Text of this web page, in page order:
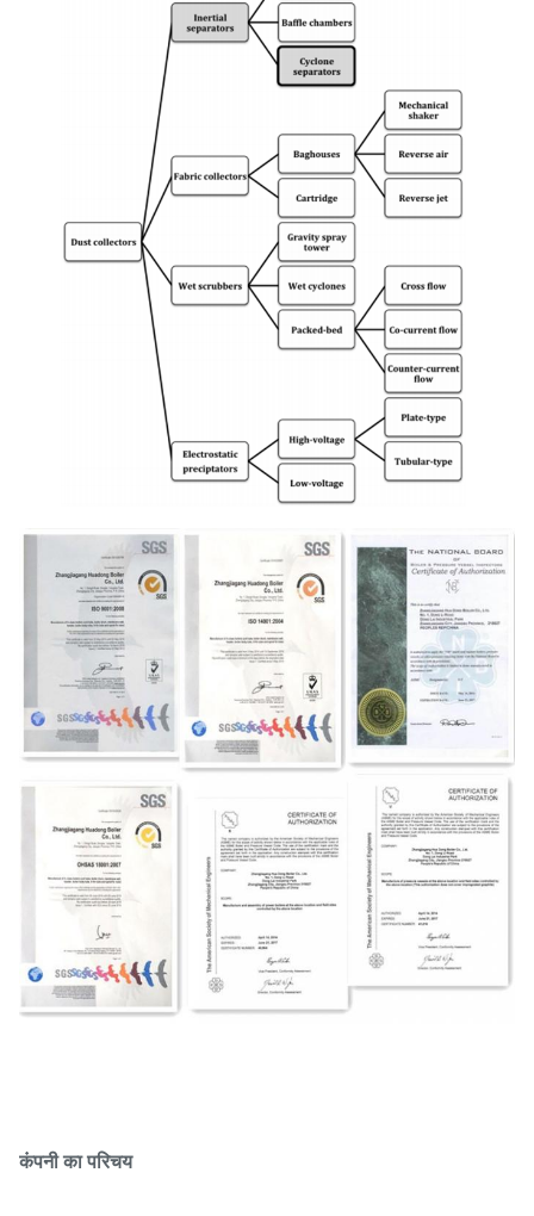
कंपनी का परिचय